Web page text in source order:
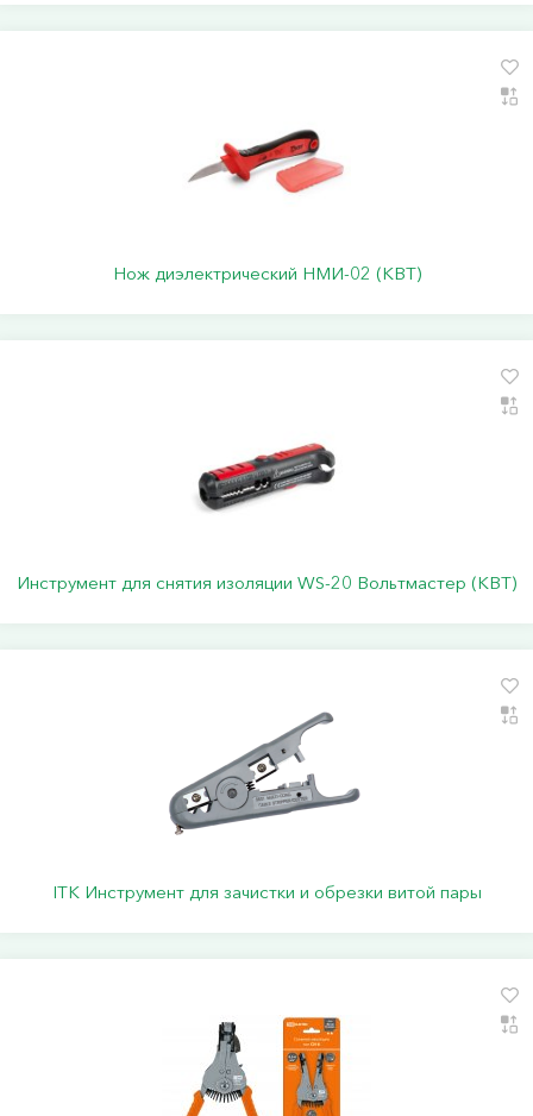
Нож диэлектрический НМИ-02 (КВТ)
Инструмент для снятия изоляции WS-20 Вольтмастер (КВТ)
ITK Инструмент для зачистки и обрезки витой пары